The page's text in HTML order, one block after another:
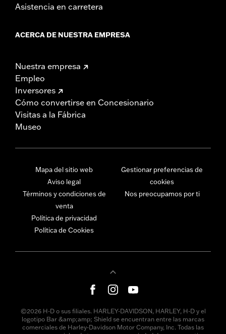
Asistencia en carretera
ACERCA DE NUESTRA EMPRESA
Nuestra empresa
Empleo
Inversores
Cómo convertirse en Concesionario
Visitas a la Fábrica
Museo
Mapa del sitio web
Aviso legal
Términos y condiciones de
venta
Política de privacidad
Política de Cookies
Gestionar preferencias de
cookies
Nos preocupamos por ti
©2026 H-D o sus filiales. HARLEY-DAVIDSON, HARLEY, H-D y el
logotipo Bar &amp;amp; Shield se encuentran entre las marcas
comerciales de Harley-Davidson Motor Company, Inc. Todas las